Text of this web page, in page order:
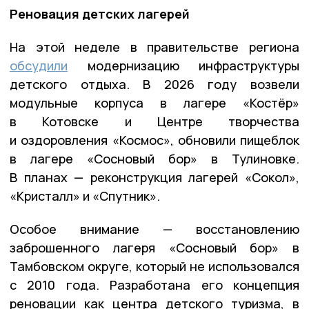
Реновация детских лагерей
На этой неделе в правительстве региона
обсудили модернизацию инфраструктуры
детского отдыха. В 2026 году возвели
модульные корпуса в лагере «Костёр»
в Котовске и Центре творчества
и оздоровления «Космос», обновили пищеблок
в лагере «Сосновый бор» в Тулиновке.
В планах — реконструкция лагерей «Сокол»,
«Кристалл» и «Спутник».
Особое внимание — восстановлению
заброшенного лагеря «Сосновый бор» в
Тамбовском округе, который не использовался
с 2010 года. Разработана его концепция
реновации как центра детского туризма, в